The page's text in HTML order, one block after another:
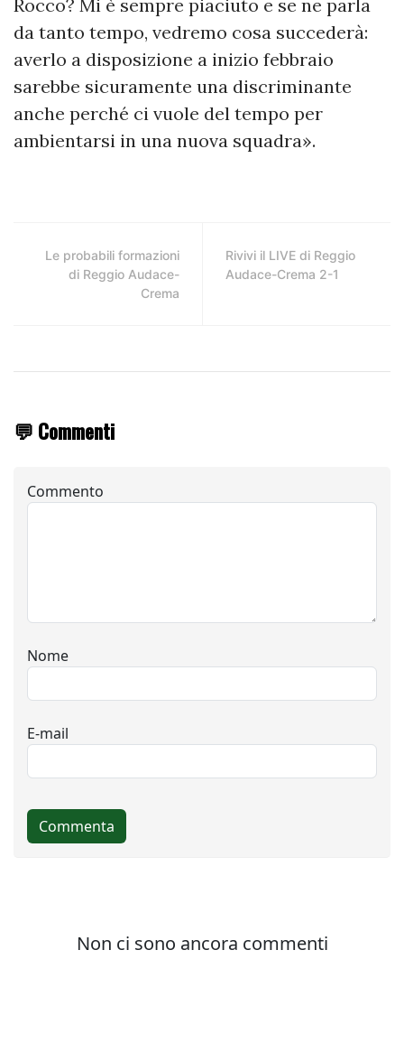
Rocco? Mi è sempre piaciuto e se ne parla
da tanto tempo, vedremo cosa succederà:
averlo a disposizione a inizio febbraio
sarebbe sicuramente una discriminante
anche perché ci vuole del tempo per
ambientarsi in una nuova squadra».
Le probabili formazioni
di Reggio Audace-
Crema
Rivivi il LIVE di Reggio
Audace-Crema 2-1
💬 Commenti